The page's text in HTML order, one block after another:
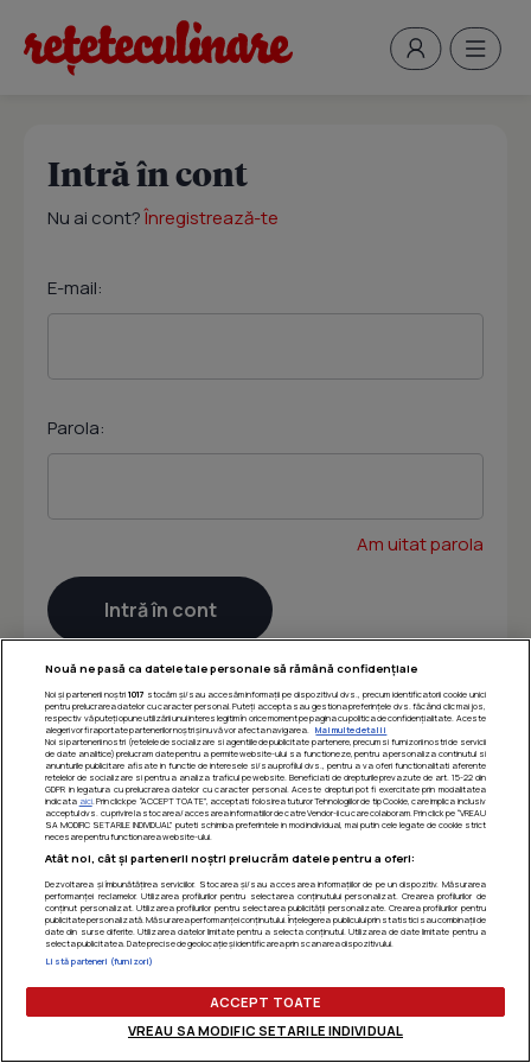
Intră în cont
Nu ai cont?Înregistrează-te
E-mail:
Parola:
Am uitat parola
Nouă ne pasă ca datele tale personale să rămână confidențiale
Noi și partenerii noștri 1017 stocăm și/sau accesăm informații pe dispozitivul dvs., precum identificatorii cookie unici
pentru prelucrarea datelor cu caracter personal. Puteți accepta sau gestiona preferințele dvs. făcând clic mai jos,
respectiv vă puteți opune utilizării unui interes legitim în orice moment pe pagina cu politica de confidențialitate. Aceste
alegeri vor fi raportate partenerilor noștri și nu vă vor afecta navigarea.
Mai multe detalii
Noi si partenerii nostri (retelele de socializare si agentiile de publicitate partenere, precum si furnizorii nostri de servicii
de date analitice) prelucram date pentru a permite website-ului sa functioneze, pentru a personaliza continutul si
anunturile publicitare afisate in functie de interesele si/sau profilul dvs., pentru a va oferi functionalitati aferente
retelelor de socializare si pentru a analiza traficul pe website. Beneficiati de drepturile prevazute de art. 15-22 din
GDPR in legatura cu prelucrarea datelor cu caracter personal. Aceste drepturi pot fi exercitate prin modalitatea
indicata aici. Prin click pe “ACCEPT TOATE”, acceptati folosirea tuturor Tehnologiilor de tip Cookie, care implica inclusiv
acceptul dvs. cu privire la stocarea/accesarea informatiilor de catre Vendor-ii cu care colaboram. Prin click pe “VREAU
SA MODIFIC SETARILE INDIVIDUAL” puteti schimba preferintele in mod individual, mai putin cele legate de cookie strict
necesare pentru functionarea website-ului.
Atât noi, cât și partenerii noștri prelucrăm datele pentru a oferi:
Dezvoltarea și îmbunătățirea serviciilor. Stocarea și/sau accesarea informațiilor de pe un dispozitiv. Măsurarea
performanței reclamelor. Utilizarea profilurilor pentru selectarea conținutului personalizat. Crearea profilurilor de
conținut personalizat. Utilizarea profilurilor pentru selectarea publicității personalizate. Crearea profilurilor pentru
publicitate personalizată. Măsurarea performanței conținutului. Înțelegerea publicului prin statistici sau combinații de
date din surse diferite. Utilizarea datelor limitate pentru a selecta conținutul. Utilizarea de date limitate pentru a
selecta publicitatea. Date precise de geolocație și identificarea prin scanarea dispozitivului.
Listă parteneri (furnizori)
ACCEPT TOATE
VREAU SA MODIFIC SETARILE INDIVIDUAL